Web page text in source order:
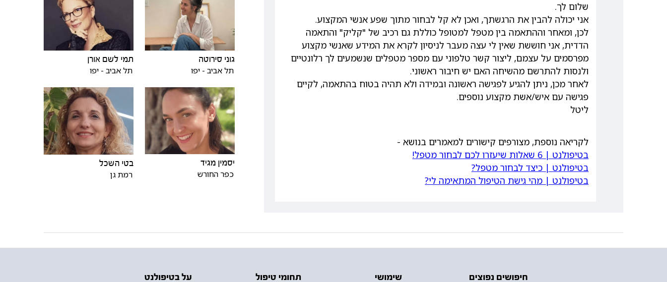
שלום לך.
אני יכולה להבין את הרגשתך, ואכן לא קל לבחור מתוך שפע אנשי המקצוע.
לכן, ומאחר וההתאמה בין מטפל למטופל כוללת גם רכיב של "קליק" והתאמה
הדדית, אני חוששת שאין לי עצה מעבר לניסיון לקרא את המידע שאנשי מקצוע
מפרסמים על עצמם, ליצור קשר טלפוני עם מספר מטפלים שנשמעים לך רלונטיים
ולנסות להתרשם מהשיחה האם יש חיבור ראשוני.
לאחר מכן, ניתן להגיע לפגישה ראשונה ובמידה ולא תהיה בטוח בהתאמה, לקיים
פגישה עם איש/אשת מקצוע נוספים.
ליטל
לקריאה נוספת, מצורפים קישורים למאמרים בנושא -
בטיפולנט | 6 שאלות שיעזרו לכם לבחור מטפל!
בטיפולנט | כיצד לבחור מטפל?
בטיפולנט | מהי גישת הטיפול המתאימה לי?
גוני סירוטה
תל אביב - יפו
תמי לשם אורן
תל אביב - יפו
יסמין מגיד
כפר החורש
בטי השכל
רמת גן
חיפושים נפוצים שימושי תחומי טיפול על בטיפולנט